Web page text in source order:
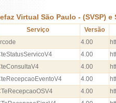
Virtual São Paulo - (SVSP)
Serviço
Versão
4.00
4.00
4.00
4.00
4.00